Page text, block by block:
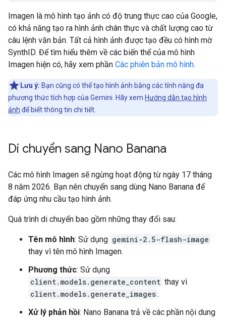
Imagen là mô hình tạo ảnh có độ trung thực cao của Google,
có khả năng tạo ra hình ảnh chân thực và chất lượng cao từ
câu lệnh văn bản. Tất cả hình ảnh được tạo đều có hình mờ
SynthID. Để tìm hiểu thêm về các biến thể của mô hình
Imagen hiện có, hãy xem phần Các phiên bản mô hình.
Lưu ý: Bạn cũng có thể tạo hình ảnh bằng các tính năng đa
phương thức tích hợp của Gemini. Hãy xem Hướng dẫn tạo hình
ảnh để biết thông tin chi tiết.
Di chuyển sang Nano Banana
Các mô hình Imagen sẽ ngừng hoạt động từ ngày 17 tháng
8 năm 2026. Bạn nên chuyển sang dùng Nano Banana để
đáp ứng nhu cầu tạo hình ảnh.
Quá trình di chuyển bao gồm những thay đổi sau:
Tên mô hình: Sử dụng gemini-2.5-flash-image
thay vì tên mô hình Imagen.
Phương thức: Sử dụng
client.models.generate_content thay vì
client.models.generate_images .
Xử lý phản hồi: Nano Banana trả về các phần nội dung